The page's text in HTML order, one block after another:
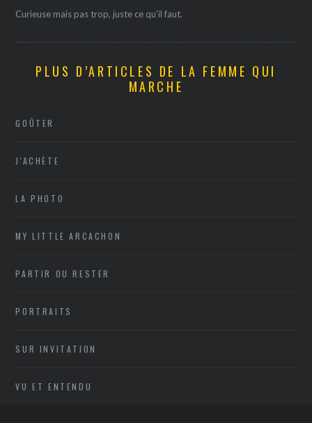
Curieuse mais pas trop, juste ce qu'il faut.
PLUS D’ARTICLES DE LA FEMME QUI
MARCHE
GOÛTER
J'ACHÈTE
LA PHOTO
MY LITTLE ARCACHON
PARTIR OU RESTER
PORTRAITS
SUR INVITATION
VU ET ENTENDU